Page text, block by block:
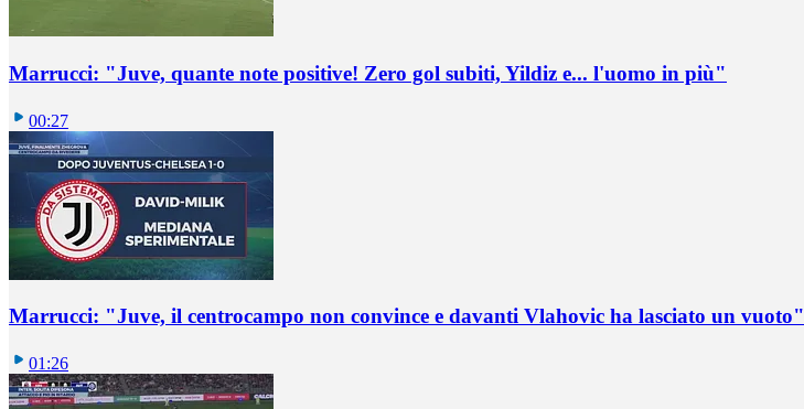
Marrucci: "Juve, quante note positive! Zero gol subiti, Yildiz e... l'uomo in più"
00:27
Marrucci: "Juve, il centrocampo non convince e davanti Vlahovic ha lasciato un vuoto"
01:26